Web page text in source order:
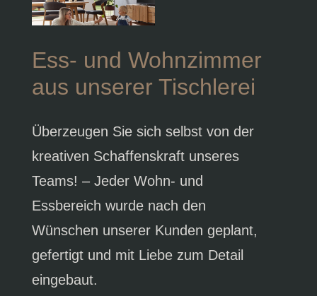
Ess- und Wohnzimmer
aus unserer Tischlerei
Überzeugen Sie sich selbst von der
kreativen Schaffenskraft unseres
Teams! – Jeder Wohn- und
Essbereich wurde nach den
Wünschen unserer Kunden geplant,
gefertigt und mit Liebe zum Detail
eingebaut.